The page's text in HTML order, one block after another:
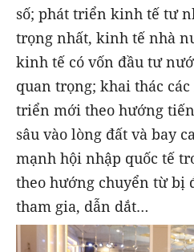
số; phát triển kinh tế tư
trọng nhất, kinh tế nhà
kinh tế có vốn đầu tư
quan trọng; khai thác
triển mới theo hướng
sâu vào lòng đất và bay
mạnh hội nhập quốc tế
theo hướng chuyển từ bị
tham gia, dẫn dắt…